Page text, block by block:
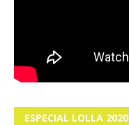
ESPECIAL LOLLA 2020